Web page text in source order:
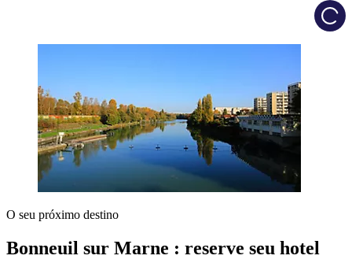
O seu próximo destino
Bonneuil sur Marne : reserve seu hotel